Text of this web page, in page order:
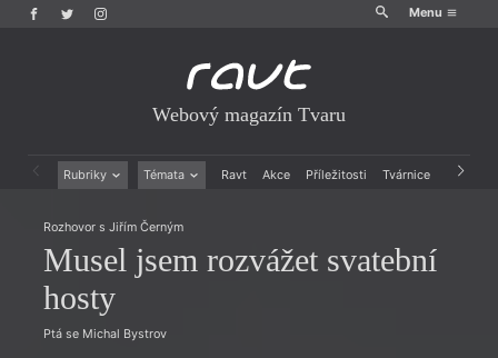
Menu
Webový magazín Tvaru
Rubriky Témata Ravt Akce Příležitosti Tvárnice Archiv
Drobná publicistika
Esejistika
Recenze a reflexe
Reportáže
Právě vychází
Mauzoleum
Historie kolonialismu
Rozhovor s Jiřím Černým
Musel jsem rozvážet svatební
hosty
Ptá se Michal Bystrov